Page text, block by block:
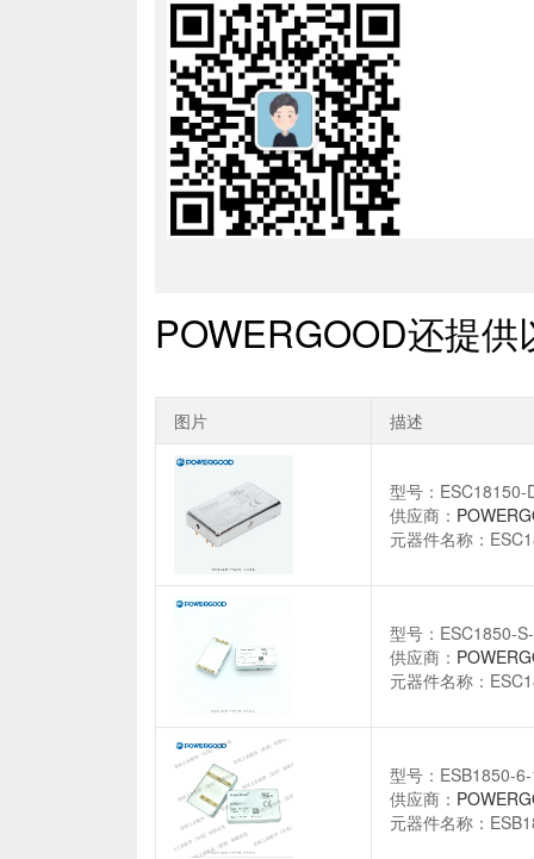
POWERGOOD还提供
图片 描述
型号：ESC18150-
供应商：
元器件名称：
型号：ESC1850-
供应商：
元器件名称：
型号：ESB1850-
供应商：
元器件名称：